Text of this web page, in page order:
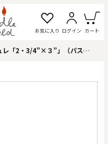
お気に入り ログイン カート
「2・3/4”×３”」（パステルブルー）